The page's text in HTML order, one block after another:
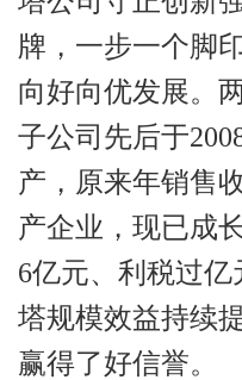
牌，一步一个脚
向好向优发展。
子公司先后于
产，原来年销售
产企业，现已成
6亿元、利税过
塔规模效益持续
赢得了好信誉。